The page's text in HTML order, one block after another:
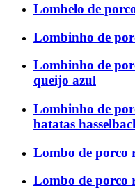
Lombelo de
Lombinho de
Lombinho de
queijo azul
Lombinho de
batatas
Lombo de porco
Lombo de porco